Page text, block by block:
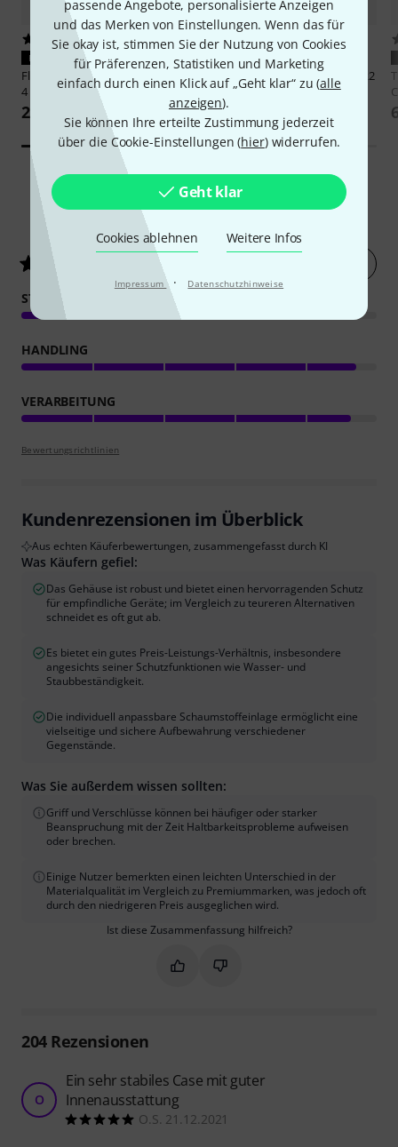
passende Angebote, personalisierte Anzeigen
und das Merken von Einstellungen. Wenn das für
Sie okay ist, stimmen Sie der Nutzung von Cookies
für Präferenzen, Statistiken und Marketing
einfach durch einen Klick auf „Geht klar“ zu (alle
anzeigen).
Sie können Ihre erteilte Zustimmung jederzeit
über die Cookie-Einstellungen (hier) widerrufen.
Geht klar
Cookies ablehnen Weitere Infos
Impressum · Datenschutzhinweise
13
PASST GARANTIERT
Flyht Pro
Flex Inlay WP Safe Box
4
29 €
13
PASST GARANTIERT
Thomann Inlay Wolfmix W1 Mk2
65 €
361Kundenbewertungen
/ 5
STABILITÄT
HANDLING
VERARBEITUNG
Bewertungsrichtlinien
Kundenrezensionen im Überblick
Aus echten Käuferbewertungen, zusammengefasst durch KI
Was Käufern gefiel:
Das Gehäuse ist robust und bietet einen hervorragenden Schutz
für empfindliche Geräte; im Vergleich zu teureren Alternativen
schneidet es oft gut ab.
Es bietet ein gutes Preis-Leistungs-Verhältnis, insbesondere
angesichts seiner Schutzfunktionen wie Wasser- und
Staubbeständigkeit.
Die individuell anpassbare Schaumstoffeinlage ermöglicht eine
vielseitige und sichere Aufbewahrung verschiedener
Gegenstände.
Was Sie außerdem wissen sollten:
Griff und Verschlüsse können bei häufiger oder starker
Beanspruchung mit der Zeit Haltbarkeitsprobleme aufweisen
oder brechen.
Einige Nutzer bemerkten einen leichten Unterschied in der
Materialqualität im Vergleich zu Premiummarken, was jedoch oft
durch den niedrigeren Preis ausgeglichen wird.
Ist diese Zusammenfassung hilfreich?
Markieren Sie diese
Markieren Sie diese
204Rezensionen
O
Ein sehr stabiles Case mit guter
Innenausstattung
O.S. 21.12.2021